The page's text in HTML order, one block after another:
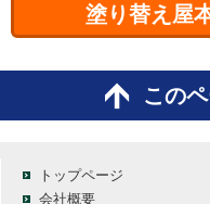
塗り替え屋
この
トップページ
会社概要